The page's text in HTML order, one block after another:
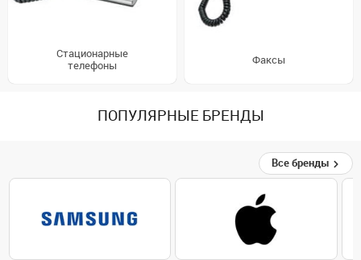
Стационарные
телефоны
Факсы
ПОПУЛЯРНЫЕ БРЕНДЫ
Все бренды